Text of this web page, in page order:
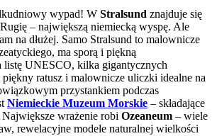
wypad! W Stralsund znajduje się
– największą niemiecką wyspę. Ale
na dłużej. Samo Stralsund to malownicze
ma sporą i piękną
listę UNESCO, kilka gigantycznych
ratusz i malownicze uliczki idealne na
przystankiem podczas
Niemieckie Muzeum Morskie – składające
wrażenie robi Ozeaneum – wiele
rewelacyjne modele naturalnej wielkości